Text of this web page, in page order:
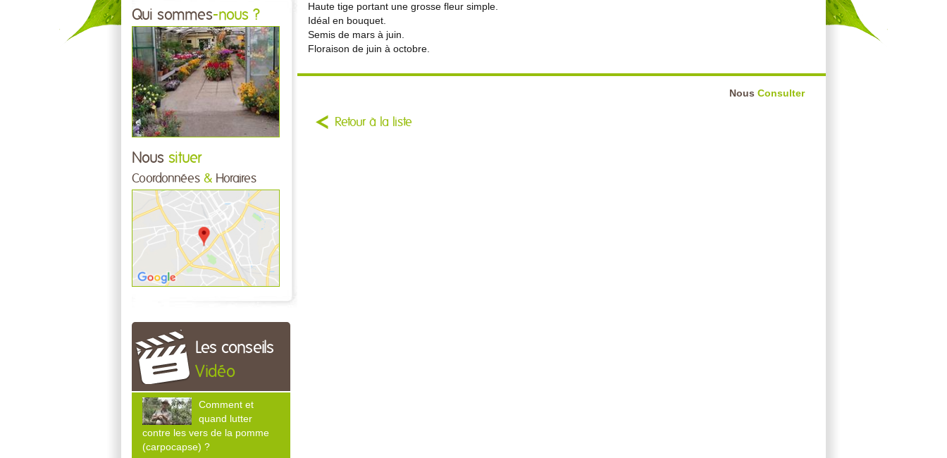
Qui sommes-nous ?
Nous situer
Coordonnées & Horaires
Les conseils
Vidéo
Comment et
quand lutter
contre les vers de la pomme
(carpocapse) ?
Haute tige portant une grosse fleur simple.
Idéal en bouquet.
Semis de mars à juin.
Floraison de juin à octobre.
Nous Consulter
Retour à la liste